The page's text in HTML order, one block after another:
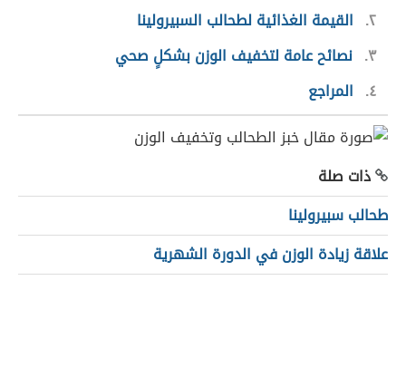
٢ القيمة الغذائية لطحالب السبيرولينا
٣ نصائح عامة لتخفيف الوزن بشكلٍ صحي
٤
المراجع
ذات صلة
طحالب سبيرولينا
علاقة زيادة الوزن في الدورة الشهرية